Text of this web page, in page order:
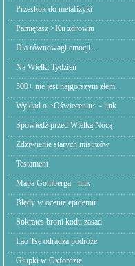
Przeskok do metafizyki
Pamiętasz >Ku zdrowiu
Dla równowagi emocji ...
Na Wielki Tydzień
500+ nie jest najgorszym złem.
Wykład o >Oświeceniu< - link
Spowiedź przed Wielką Nocą
Zdziwienie starych mistrzów
Testament
Mapa Gomberga - link
Błędy w ocenie epidemii
Sokrates broni kodu zasad
Lao Tse odradza podróże
Głupki w Oxfordzie